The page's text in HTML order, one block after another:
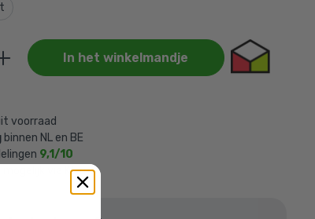
In het winkelmandje
voorraad
binnen NL en BE
9,1/10
mogelijk via Klarna
je